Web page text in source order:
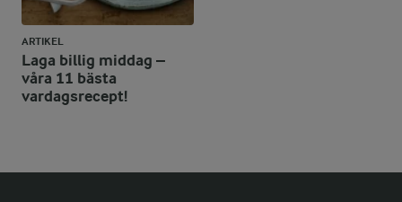
ARTIKEL
Laga billig middag –
våra 11 bästa
vardagsrecept!